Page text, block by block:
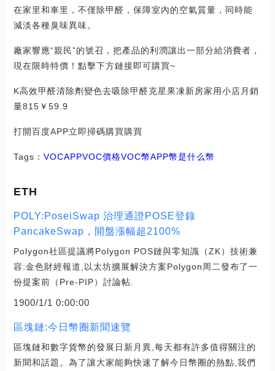
在家里和車里，不僅除甲醛，保障室內的空氣質量，同時能
減淡各種臭味異味。
廠家響應“親民”的號召，把產品的利潤讓出一部分給消費者，
現在限時特價！點擊下方鏈接即可購買~
K高效甲醛清除劑變色去吸除甲醛克星果凍新房家用小店月銷
量815￥59.9
打開百度APP立即掃碼購買購買
Tags： VOCAPPVOC價格VOC幣APP幣是什么幣
ETH
POLY:PoseiSwap 治理通證POSE登錄
PancakeSwap，開盤漲幅超2100%
Polygon社區提議將Polygon POS鏈與零知識（ZK）技術兼
容:金色財經報道,以太坊擴展解決方案Polygon周二發布了一
份提案前（Pre-PIP）討論帖.
1900/1/1 0:00:00
區塊鏈:今日幣圈新聞速覽
區塊鏈和數字貨幣的發展日新月異,每天都有許多值得關注的
新聞和話題。為了讓大家能夠快速了解今日幣圈的熱點,我們